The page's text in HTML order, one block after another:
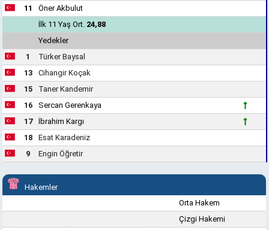
11
Öner Akbulut
İlk 11 Yaş Ort. 24,88
Yedekler
1
Türker Baysal
13
Cihangir Koçak
15
Taner Kandemir
16
Sercan Gerenkaya
17
İbrahim Kargı
18
Esat Karadeniz
9
Engin Öğretir
Hakemler
Orta Hakem
Çizgi Hakemi